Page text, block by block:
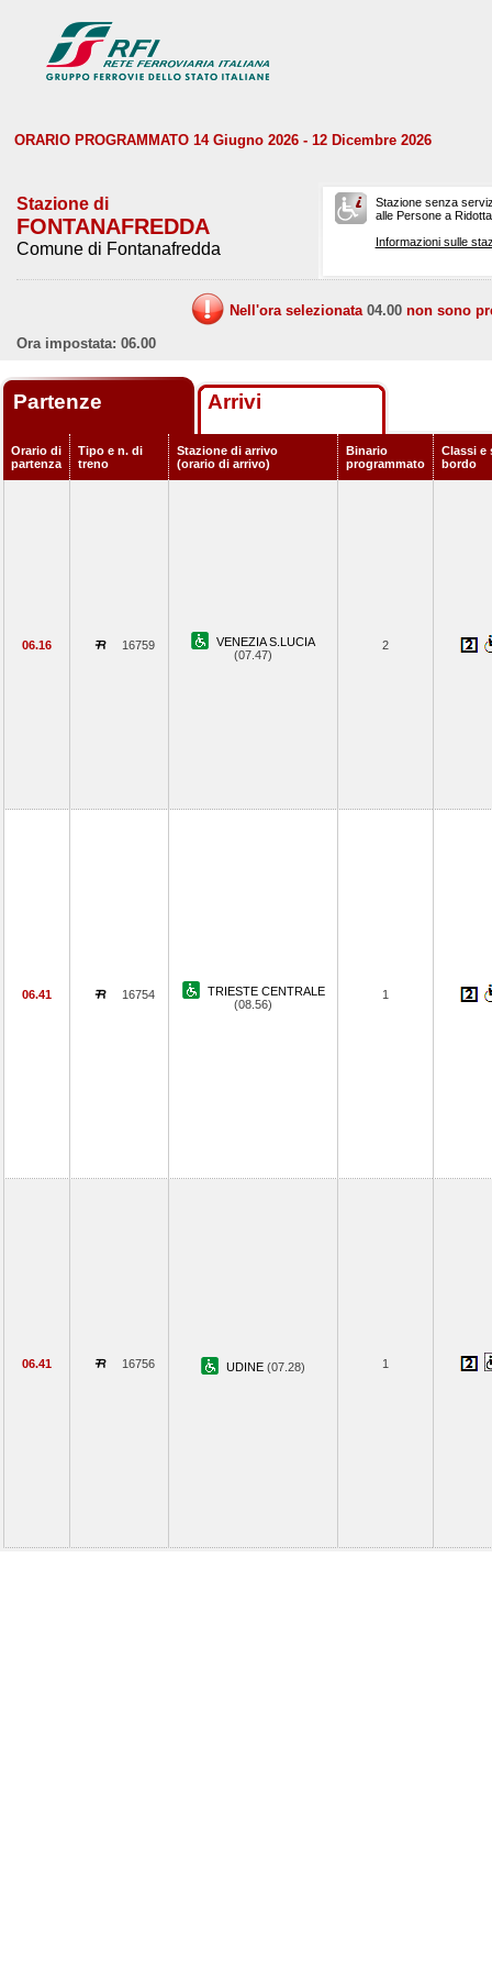
ORARIO PROGRAMMATO 14 Giugno 2026 - 12 Dicembre 2026
Stazione di
FONTANAFREDDA
Comune di Fontanafredda
Stazione senza
alle Persone a
Informazioni sulle
Nell'ora selezionata 04.00 non sono
Ora impostata: 06.00
Partenze Arrivi
Orario di
partenza
Tipo e n. di
treno
Stazione di arrivo
(orario di arrivo)
Binario
programmato
Classi e
bordo
06.16 16759
VENEZIA S.LUCIA
(07.47)
2
06.41 16754
TRIESTE CENTRALE
(08.56)
1
06.41 16756 UDINE (07.28) 1